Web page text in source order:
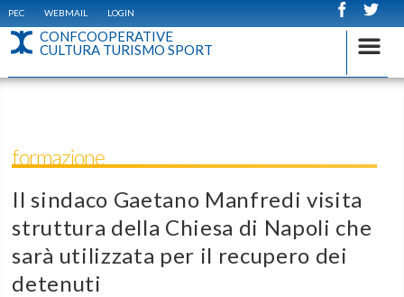
PEC WEBMAIL LOGIN
CONFCOOPERATIVE
CULTURA TURISMO SPORT
formazione
Il sindaco Gaetano Manfredi visita
struttura della Chiesa di Napoli che
sarà utilizzata per il recupero dei
detenuti